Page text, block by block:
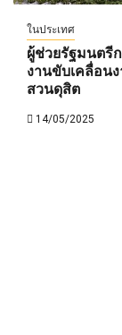
ในประเทศ
ผู้ช่วยรัฐมนตรี
งานขับเคลื่อน
สวนดุสิต
14/05/2025